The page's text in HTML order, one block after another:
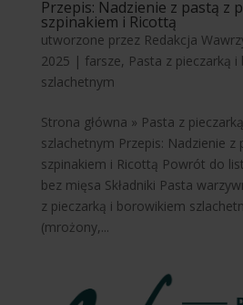
Przepis: Nadzienie z pastą z
szpinakiem i Ricottą
utworzone przez Redakcja
2025 | farsze, Pasta z pieczarką
szlachetnym
Strona główna » Pasta z
szlachetnym Przepis: Nadzienie z
szpinakiem i Ricottą Powrót do
bez mięsa Składniki Pasta
z pieczarką i borowikiem
(mrożony,...